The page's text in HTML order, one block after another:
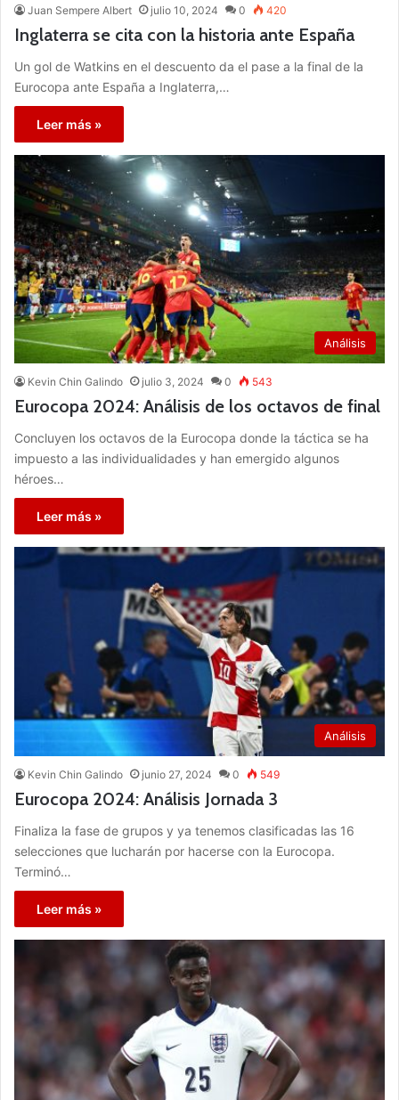
Juan Sempere Albert julio 10, 2024 0 420
Inglaterra se cita con la historia ante España
Un gol de Watkins en el descuento da el pase a la final de la
Eurocopa ante España a Inglaterra,…
Leer más »
Análisis
Kevin Chin Galindo julio 3, 2024 0 543
Eurocopa 2024: Análisis de los octavos de final
Concluyen los octavos de la Eurocopa donde la táctica se ha
impuesto a las individualidades y han emergido algunos
héroes…
Leer más »
Análisis
Kevin Chin Galindo junio 27, 2024 0 549
Eurocopa 2024: Análisis Jornada 3
Finaliza la fase de grupos y ya tenemos clasificadas las 16
selecciones que lucharán por hacerse con la Eurocopa.
Terminó…
Leer más »